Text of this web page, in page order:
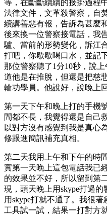
等，在斷斷續續的接掛過程
法律文件，文革殺警察，自
續講善惡有報，告訴為甚麼
後來換一位警察接電話，我
驢、當前的形勢變化，訴江
打吧，你歇歇喝口水，並記
那位警察聽了1分10秒，說
道他是在推脫，但還是把慈
輪功學員。他說好，說晚上
第一天下午和晚上打的手機
間都不長，我覺得還是自己
以對方沒有感覺到我是真心
修跟進簡訊補充真相。
第二天我用上午和下午的時
實第一天晚上這包電話我已
的效果並不好，所以留到第
現，頭天晚上用skype打過
用skype打就不通了。我很
工具試一試，結果一打對方